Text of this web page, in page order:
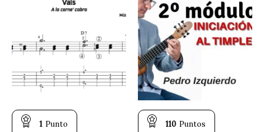
1 Punto 110 Puntos